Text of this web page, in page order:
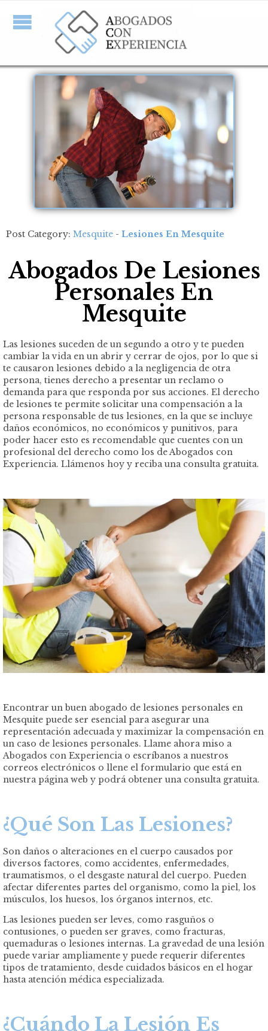
Post Category: Mesquite - Lesiones En Mesquite
Abogados De Lesiones
Personales En
Mesquite
Las lesiones suceden de un segundo a otro y te pueden
cambiar la vida en un abrir y cerrar de ojos, por lo que si
te causaron lesiones debido a la negligencia de otra
persona, tienes derecho a presentar un reclamo o
demanda para que responda por sus acciones. El derecho
de lesiones te permite solicitar una compensación a la
persona responsable de tus lesiones, en la que se incluye
daños económicos, no económicos y punitivos, para
poder hacer esto es recomendable que cuentes con un
profesional del derecho como los de Abogados con
Experiencia. Llámenos hoy y reciba una consulta gratuita.
Encontrar un buen abogado de lesiones personales en
Mesquite puede ser esencial para asegurar una
representación adecuada y maximizar la compensación en
un caso de lesiones personales. Llame ahora miso a
Abogados con Experiencia o escríbanos a nuestros
correos electrónicos o llene el formulario que está en
nuestra página web y podrá obtener una consulta gratuita.
¿Qué Son Las Lesiones?
Son daños o alteraciones en el cuerpo causados por
diversos factores, como accidentes, enfermedades,
traumatismos, o el desgaste natural del cuerpo. Pueden
afectar diferentes partes del organismo, como la piel, los
músculos, los huesos, los órganos internos, etc.
Las lesiones pueden ser leves, como rasguños o
contusiones, o pueden ser graves, como fracturas,
quemaduras o lesiones internas. La gravedad de una lesión
puede variar ampliamente y puede requerir diferentes
tipos de tratamiento, desde cuidados básicos en el hogar
hasta atención médica especializada.
¿Cuándo La Lesión Es